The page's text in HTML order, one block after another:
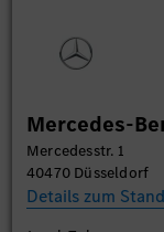
Mercedes-
Mercedesstr. 1
40470 Düsseldorf
Details zum